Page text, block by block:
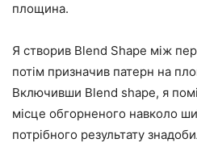
площина.
Я створив Blend Shape між
потім призначив патерн на
Включивши Blend shape, я
місце обгорненого навколо
потрібного результату